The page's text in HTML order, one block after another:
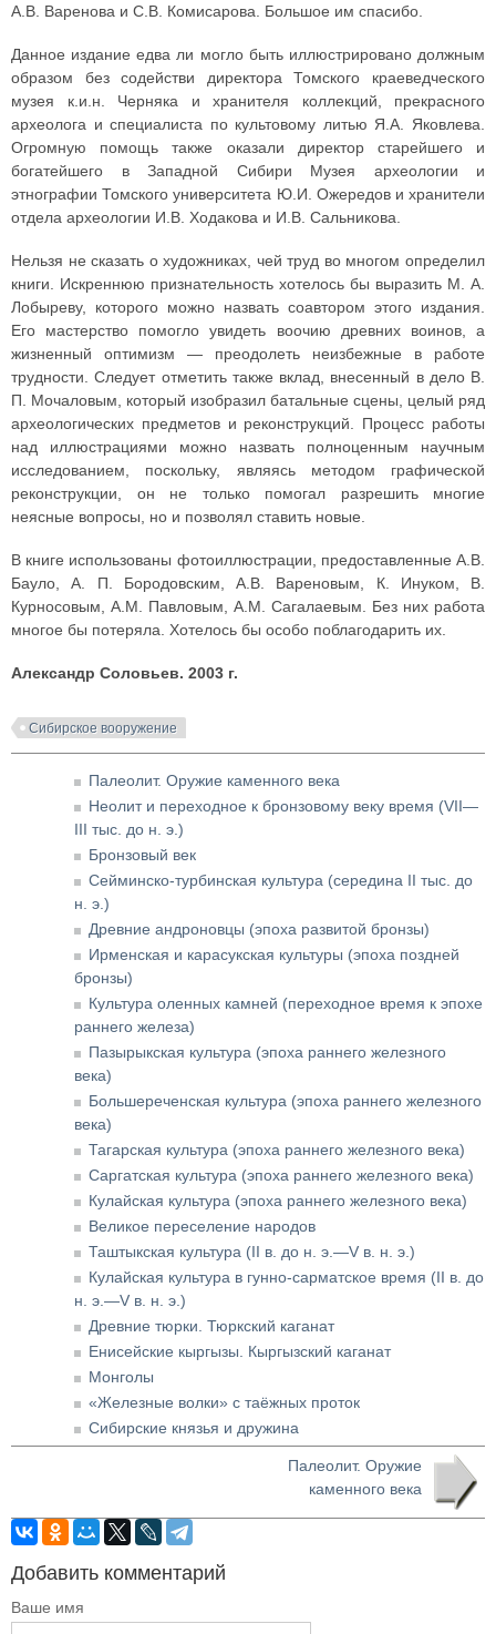
А.В. Варенова и С.В. Комисарова. Большое им спасибо.
Данное издание едва ли могло быть иллюстрировано должным
образом без содействи директора Томского краеведческого
музея к.и.н. Черняка и хранителя коллекций, прекрасного
археолога и специалиста по культовому литью Я.А. Яковлева.
Огромную помощь также оказали директор старейшего и
богатейшего в Западной Сибири Музея археологии и
этнографии Томского университета Ю.И. Ожередов и хранители
отдела археологии И.В. Ходакова и И.В. Сальникова.
Нельзя не сказать о художниках, чей труд во многом определил
книги. Искреннюю признательность хотелось бы выразить М. А.
Лобыреву, которого можно назвать соавтором этого издания.
Его мастерство помогло увидеть воочию древних воинов, а
жизненный оптимизм — преодолеть неизбежные в работе
трудности. Следует отметить также вклад, внесенный в дело В.
П. Мочаловым, который изобразил батальные сцены, целый ряд
археологических предметов и реконструкций. Процесс работы
над иллюстрациями можно назвать полноценным научным
исследованием, поскольку, являясь методом графической
реконструкции, он не только помогал разрешить многие
неясные вопросы, но и позволял ставить новые.
В книге использованы фотоиллюстрации, предоставленные А.В.
Бауло, А. П. Бородовским, А.В. Вареновым, К. Инуком, В.
Курносовым, А.М. Павловым, А.М. Сагалаевым. Без них работа
многое бы потеряла. Хотелось бы особо поблагодарить их.
Александр Соловьев. 2003 г.
Сибирское вооружение
Палеолит. Оружие каменного века
Неолит и переходное к бронзовому веку время (VII—
III тыс. до н. э.)
Бронзовый век
Сейминско-турбинская культура (середина II тыс. до
н. э.)
Древние андроновцы (эпоха развитой бронзы)
Ирменская и карасукская культуры (эпоха поздней
бронзы)
Культура оленных камней (переходное время к эпохе
раннего железа)
Пазырыкская культура (эпоха раннего железного
века)
Большереченская культура (эпоха раннего железного
века)
Тагарская культура (эпоха раннего железного века)
Саргатская культура (эпоха раннего железного века)
Кулайская культура (эпоха раннего железного века)
Великое переселение народов
Таштыкская культура (II в. до н. э.—V в. н. э.)
Кулайская культура в гунно-сарматское время (II в. до
н. э.—V в. н. э.)
Древние тюрки. Тюркский каганат
Енисейские кыргызы. Кыргызский каганат
Монголы
«Железные волки» с таёжных проток
Сибирские князья и дружина
Палеолит. Оружие
каменного века
Добавить комментарий
Ваше имя